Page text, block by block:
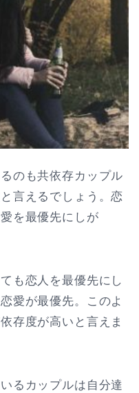
のも共依存カップル
言えるでしょう。恋
を最優先にしが
も恋人を最優先にし
愛が最優先。このよ
存度が高いと言えま
るカップルは自分達